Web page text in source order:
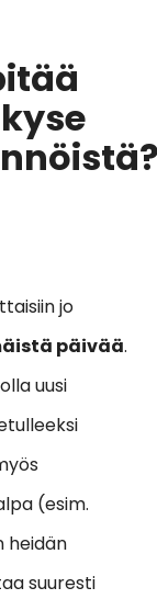
jo
päivää.
uusi
(esim.
heidän
suuresti